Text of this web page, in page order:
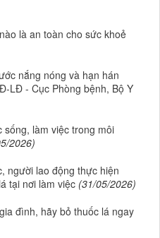
là an toàn cho sức khoẻ
nắng nóng và hạn hán
LĐ - Cục Phòng bệnh, Bộ Y
làm việc trong môi
2026)
người lao động thực hiện
tại nơi làm việc (31/05/2026)
đình, hãy bỏ thuốc lá ngay